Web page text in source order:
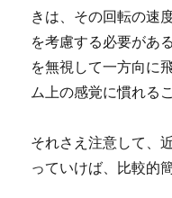
きは、その回転の速
を考慮する必要があ
を無視して一方向に
ム上の感覚に慣れる
それさえ注意して、
っていけば、比較的